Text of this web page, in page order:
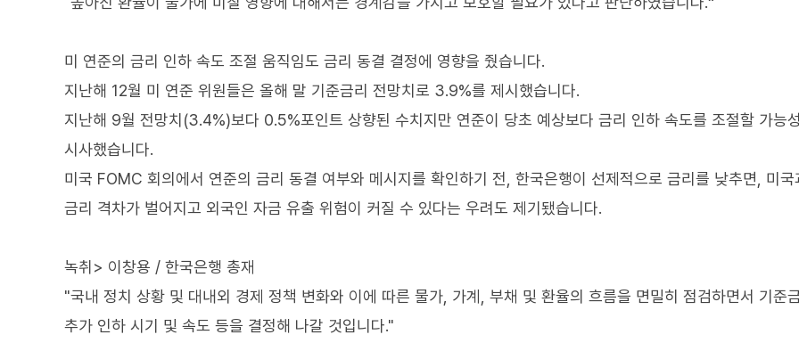
미 연준의 금리 인하 속도 조절 움직임도 금리 동결 결정에 영향을 줬습니다.
지난해 12월 미 연준 위원들은 올해 말 기준금리 전망치로 3.9%를 제시했습니다.
지난해 9월 전망치(3.4%)보다 0.5%포인트 상향된 수치지만 연준이 당초 예상보다 금리 인하 속도를 조절할 가능
시사했습니다.
미국 FOMC 회의에서 연준의 금리 동결 여부와 메시지를 확인하기 전, 한국은행이 선제적으로 금리를 낮추면, 미국
금리 격차가 벌어지고 외국인 자금 유출 위험이 커질 수 있다는 우려도 제기됐습니다.
녹취> 이창용 / 한국은행 총재
"국내 정치 상황 및 대내외 경제 정책 변화와 이에 따른 물가, 가계, 부채 및 환율의 흐름을 면밀히 점검하면서 기준
추가 인하 시기 및 속도 등을 결정해 나갈 것입니다."